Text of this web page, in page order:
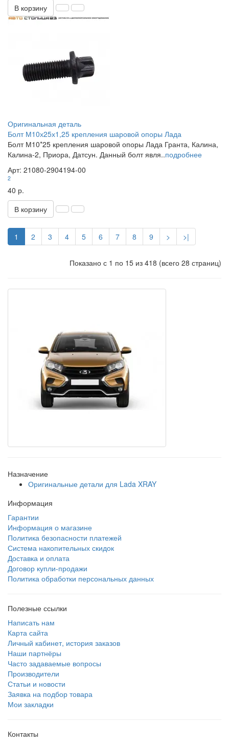
В корзину
Оригинальная деталь
Болт М10х25х1,25 крепления шаровой опоры Лада
Болт М10*25 крепления шаровой опоры Лада Гранта, Калина,
Калина-2, Приора, Датсун. Данный болт явля..подробнее
Арт: 21080-2904194-00
2
40 р.
В корзину
1 2 3 4 5 6 7 8 9 > >|
Показано с 1 по 15 из 418 (всего 28 страниц)
Назначение
Оригинальные детали для Lada XRAY
Информация
Гарантии
Информация о магазине
Политика безопасности платежей
Система накопительных скидок
Доставка и оплата
Договор купли-продажи
Политика обработки персональных данных
Полезные ссылки
Написать нам
Карта сайта
Личный кабинет, история заказов
Наши партнёры
Часто задаваемые вопросы
Производители
Статьи и новости
Заявка на подбор товара
Мои закладки
Контакты